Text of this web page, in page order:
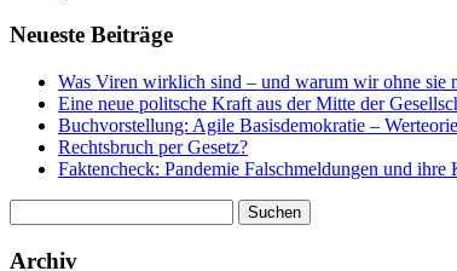
Neueste Beiträge
Was Viren wirklich sind – und warum wir ohne sie
Eine neue politsche Kraft aus der Mitte der
Buchvorstellung: Agile Basisdemokratie –
Rechtsbruch per Gesetz?
Faktencheck: Pandemie Falschmeldungen und ihre
nach:
Archiv